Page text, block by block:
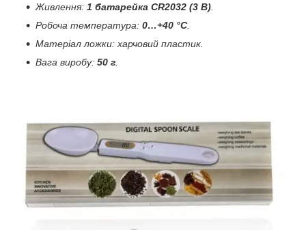
Живлення: 1 батарейка CR2032 (3 В)
Робоча температура: 0…+40 °C
Матеріал ложки: харчовий пластик.
Вага виробу: 50 г